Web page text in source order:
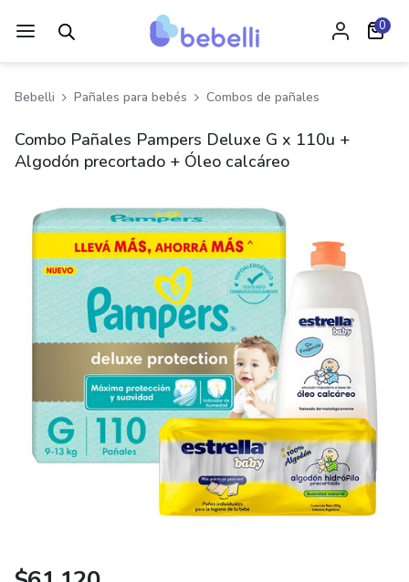
0
Bebelli Pañales para bebés Combos de pañales
Combo Pañales Pampers Deluxe G x 110u +
Algodón precortado + Óleo calcáreo